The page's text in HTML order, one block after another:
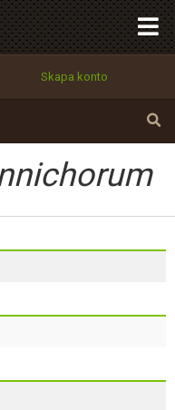
Skapa konto
Tillbaka till förstasidan